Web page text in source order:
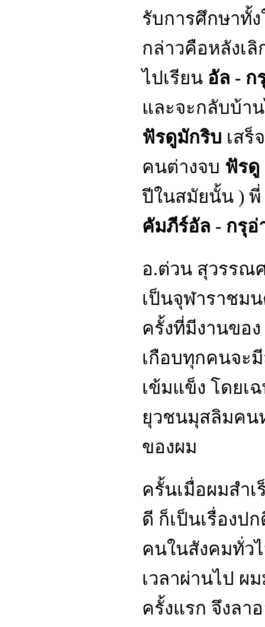
รับการศึกษาทั้
กล่าวคือหลังเลิ
ไปเรียน อัล -
และจะกลับบ้า
ฟัรดูมักริบ เสร็
คนต่างจบ ฟัร
ปีในสมัยนั้น )
คัมภีร์อัล - กรุ
อ.ต่วน สุวรรณ
เป็นจุฬาราชม
ครั้งที่มีงานของ
เกือบทุกคนจะ
เข้มแข็ง โดยเ
ยุวชนมุสลิมคน
ของผม
ครั้นเมื่อผมสำ
ดี ก็เป็นเรื่องป
คนในสังคมทั่ว
เวลาผ่านไป ผ
ครั้งแรก จึงลา